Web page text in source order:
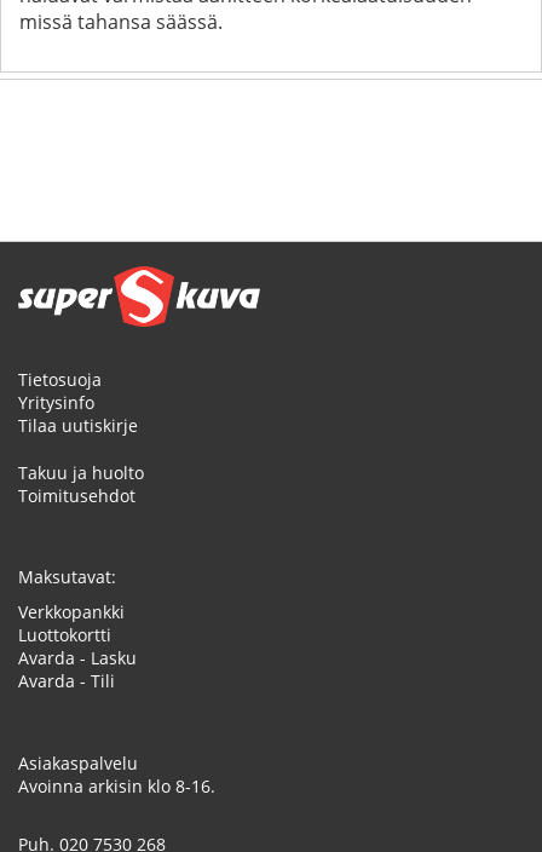
missä tahansa säässä.
Tietosuoja
Yritysinfo
Tilaa uutiskirje
Takuu ja huolto
Toimitusehdot
Maksutavat:
Verkkopankki
Luottokortti
Avarda - Lasku
Avarda - Tili
Asiakaspalvelu
Avoinna arkisin klo 8-16.
Puh. 020 7530 268